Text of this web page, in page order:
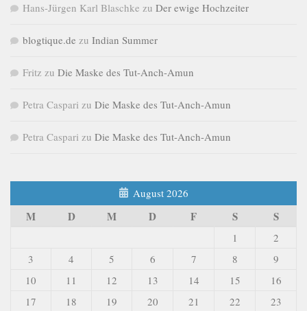
Hans-Jürgen Karl Blaschke zu Der ewige Hochzeiter
blogtique.de zu Indian Summer
Fritz zu Die Maske des Tut-Anch-Amun
Petra Caspari zu Die Maske des Tut-Anch-Amun
Petra Caspari zu Die Maske des Tut-Anch-Amun
August 2026
M D M D F S S
1
2
3
4 5 6 7 8
9
10
11 12 13 14 15
16
17
18 19 20 21 22
23